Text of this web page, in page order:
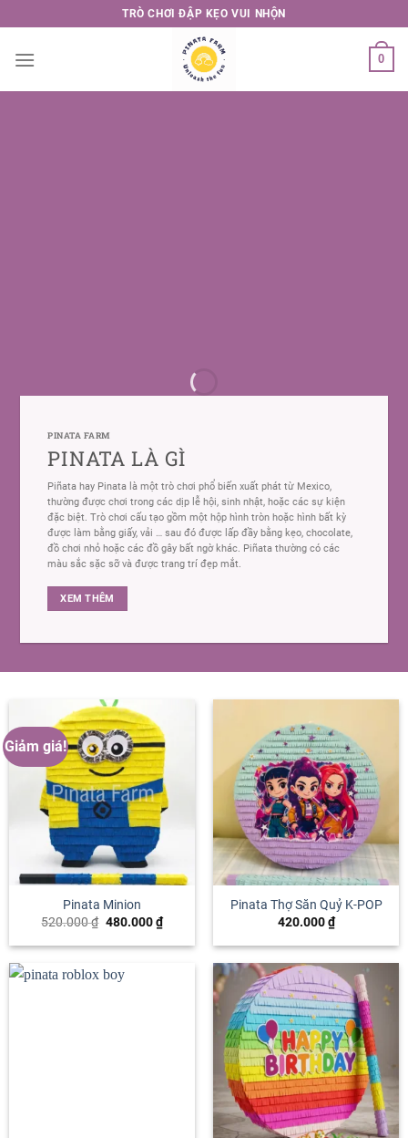
to
content
TRÒ CHƠI ĐẬP KẸO VUI NHỘN
0
PINATA FARM
PINATA LÀ GÌ
Piñata hay Pinata là một trò chơi phổ biến xuất phát từ Mexico,
thường được chơi trong các dịp lễ hội, sinh nhật, hoặc các sự kiện
đặc biệt. Trò chơi cấu tạo gồm một hộp hình tròn hoặc hình bất kỳ
được làm bằng giấy, vải … sau đó được lấp đầy bằng kẹo, chocolate,
đồ chơi nhỏ hoặc các đồ gây bất ngờ khác. Piñata thường có các
màu sắc sặc sỡ và được trang trí đẹp mắt.
XEM THÊM
Giảm giá!
Pinata Minion
520.000₫ Giá
là:
480.000₫Giá
hiện
tại
480.000 ₫.
Pinata Thợ Săn Quỷ K-POP
420.000₫